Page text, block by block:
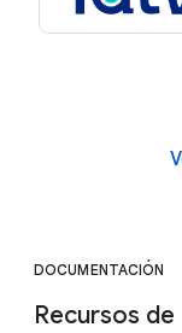
DOCUMENTACIÓN
Recursos